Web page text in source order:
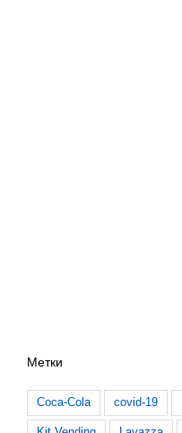
Метки
Coca-Cola covid-19